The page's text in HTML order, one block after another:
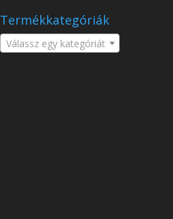
Termékkategóriák
Válassz egy kategóriát